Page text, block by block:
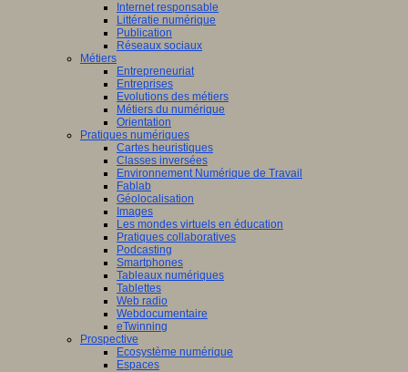
Internet responsable
Littératie numérique
Publication
Réseaux sociaux
Métiers
Entrepreneuriat
Entreprises
Evolutions des métiers
Métiers du numérique
Orientation
Pratiques numériques
Cartes heuristiques
Classes inversées
Environnement Numérique de Travail
Fablab
Géolocalisation
Images
Les mondes virtuels en éducation
Pratiques collaboratives
Podcasting
Smartphones
Tableaux numériques
Tablettes
Web radio
Webdocumentaire
eTwinning
Prospective
Ecosystème numérique
Espaces